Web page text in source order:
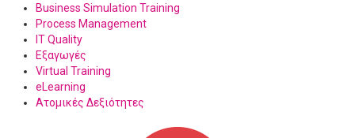
Business Simulation Training
Process Management
IT Quality
Εξαγωγές
Virtual Training
eLearning
Ατομικές Δεξιότητες